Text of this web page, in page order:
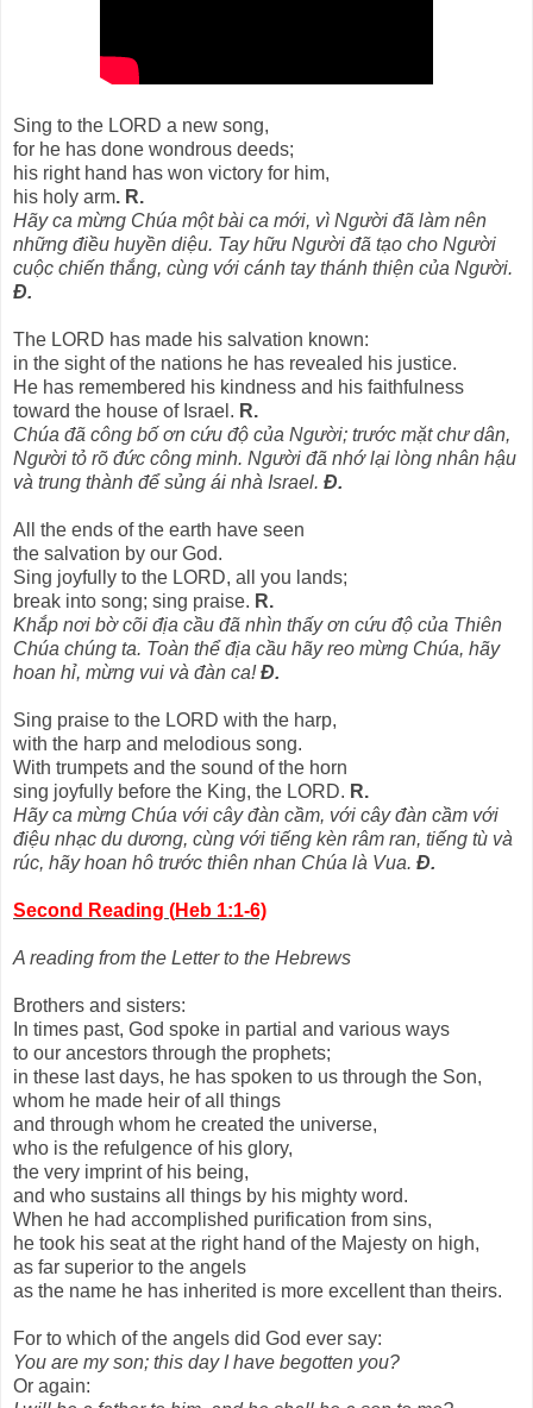
Sing to the LORD a new song,
for he has done wondrous deeds;
his right hand has won victory for him,
his holy arm. R.
Hãy ca mừng Chúa một bài ca mới, vì Người đã làm nên
những điều huyền diệu. Tay hữu Người đã tạo cho Người
cuộc chiến thắng, cùng với cánh tay thánh thiện của Người.
Đ.
The LORD has made his salvation known:
in the sight of the nations he has revealed his justice.
He has remembered his kindness and his faithfulness
toward the house of Israel. R.
Chúa đã công bố ơn cứu độ của Người; trước mặt chư dân,
Người tỏ rõ đức công minh. Người đã nhớ lại lòng nhân hậu
và trung thành để sủng ái nhà Israel. Đ.
All the ends of the earth have seen
the salvation by our God.
Sing joyfully to the LORD, all you lands;
break into song; sing praise. R.
Khắp nơi bờ cõi địa cầu đã nhìn thấy ơn cứu độ của Thiên
Chúa chúng ta. Toàn thể địa cầu hãy reo mừng Chúa, hãy
hoan hỉ, mừng vui và đàn ca! Đ.
Sing praise to the LORD with the harp,
with the harp and melodious song.
With trumpets and the sound of the horn
sing joyfully before the King, the LORD. R.
Hãy ca mừng Chúa với cây đàn cầm, với cây đàn cầm với
điệu nhạc du dương, cùng với tiếng kèn râm ran, tiếng tù và
rúc, hãy hoan hô trước thiên nhan Chúa là Vua. Đ.
Second Reading (Heb 1:1-6)
A reading from the Letter to the Hebrews
Brothers and sisters:
In times past, God spoke in partial and various ways
to our ancestors through the prophets;
in these last days, he has spoken to us through the Son,
whom he made heir of all things
and through whom he created the universe,
who is the refulgence of his glory,
the very imprint of his being,
and who sustains all things by his mighty word.
When he had accomplished purification from sins,
he took his seat at the right hand of the Majesty on high,
as far superior to the angels
as the name he has inherited is more excellent than theirs.
For to which of the angels did God ever say:
You are my son; this day I have begotten you?
Or again: